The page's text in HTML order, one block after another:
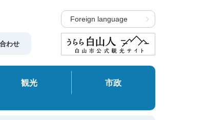
わせ
Foreign language
観光 市政